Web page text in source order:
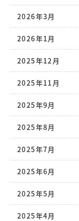
2026年3月
2026年1月
2025年12月
2025年11月
2025年9月
2025年8月
2025年7月
2025年6月
2025年5月
2025年4月